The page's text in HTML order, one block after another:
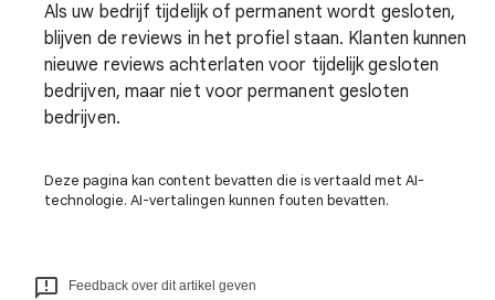
Als uw bedrijf tijdelijk of permanent wordt gesloten,
blijven de reviews in het profiel staan. Klanten kunnen
nieuwe reviews achterlaten voor tijdelijk gesloten
bedrijven, maar niet voor permanent gesloten
bedrijven.
Deze pagina kan content bevatten die is vertaald met AI-
technologie. AI-vertalingen kunnen fouten bevatten.
Feedback over dit artikel geven